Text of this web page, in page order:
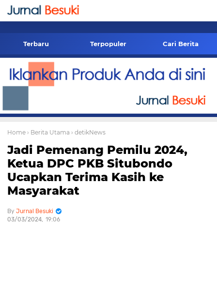
-->
Terbaru Terpopuler Cari Berita
Home › Berita Utama › detikNews
Jadi Pemenang Pemilu 2024,
Ketua DPC PKB Situbondo
Ucapkan Terima Kasih ke
Masyarakat
Jurnal Besuki
03/03/2024 19:06